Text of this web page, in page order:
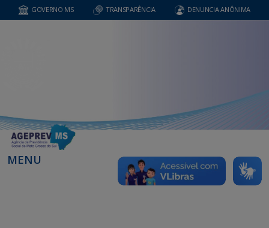
GOVERNO MS TRANSPARÊNCIA DENUNCIA ANÔNIMA
MENU